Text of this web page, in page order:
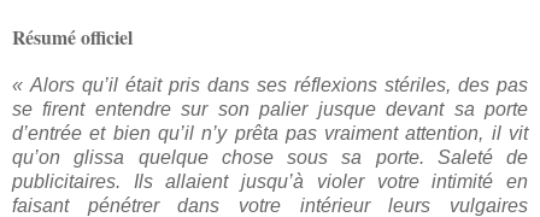
Résumé officiel
« Alors qu’il était pris dans ses réflexions stériles, des pas
se firent entendre sur son palier jusque devant sa porte
d’entrée et bien qu’il n’y prêta pas vraiment attention, il vit
qu’on glissa quelque chose sous sa porte. Saleté de
publicitaires. Ils allaient jusqu’à violer votre intimité en
faisant pénétrer dans votre intérieur leurs vulgaires